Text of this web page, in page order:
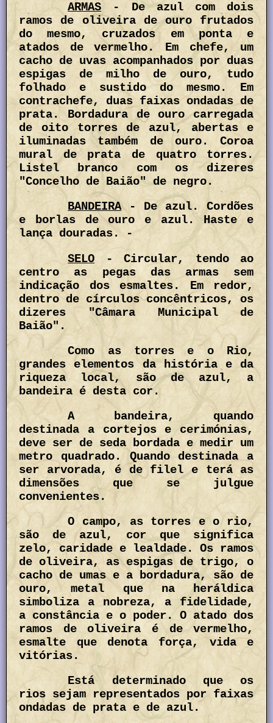
ARMAS - De azul com dois
ramos de oliveira de ouro frutados
do mesmo, cruzados em ponta e
atados de vermelho. Em chefe, um
cacho de uvas acompanhados por duas
espigas de milho de ouro, tudo
folhado e sustido do mesmo. Em
contrachefe, duas faixas ondadas de
prata. Bordadura de ouro carregada
de oito torres de azul, abertas e
iluminadas também de ouro. Coroa
mural de prata de quatro torres.
Listel branco com os dizeres
"Concelho de Baião" de negro.
BANDEIRA- De azul. Cordões
e borlas de ouro e azul. Haste e
lança douradas. -
SELO - Circular, tendo ao
centro as pegas das armas sem
indicação dos esmaltes. Em redor,
dentro de círculos concêntricos, os
dizeres "Câmara Municipal de
Baião".
Como as torres e o Rio,
grandes elementos da história e da
riqueza local, são de azul, a
bandeira é desta cor.
A bandeira, quando
destinada a cortejos e cerimónias,
deve ser de seda bordada e medir um
metro quadrado. Quando destinada a
ser arvorada, é de filel e terá as
dimensões que se julgue
convenientes.
O campo, as torres e o rio,
são de azul, cor que significa
zelo, caridade e lealdade. Os ramos
de oliveira, as espigas de trigo, o
cacho de umas e a bordadura, são de
ouro, metal que na heráldica
simboliza a nobreza, a fidelidade,
a constância e o poder. O atado dos
ramos de oliveira é de vermelho,
esmalte que denota força, vida e
vitórias.
Está determinado que os
rios sejam representados por faixas
ondadas de prata e de azul.